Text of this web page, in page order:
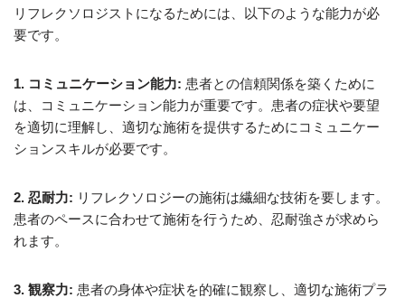
リフレクソロジストになるためには、以下のような能力が必
要です。
1. コミュニケーション能力: 患者との信頼関係を築くために
は、コミュニケーション能力が重要です。患者の症状や要望
を適切に理解し、適切な施術を提供するためにコミュニケー
ションスキルが必要です。
2. 忍耐力: リフレクソロジーの施術は繊細な技術を要します。
患者のペースに合わせて施術を行うため、忍耐強さが求めら
れます。
3. 観察力: 患者の身体や症状を的確に観察し、適切な施術プラ